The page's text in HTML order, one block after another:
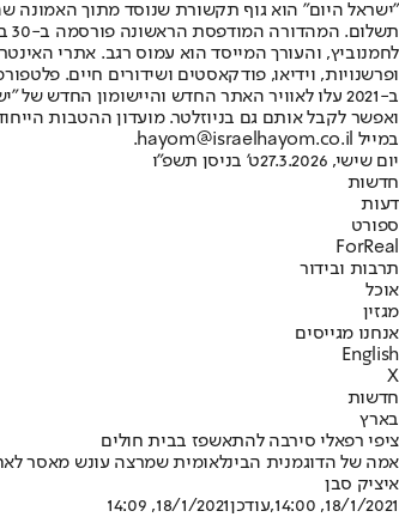
"ישראל היום" הוא גוף תקשורת שנוסד מתוך האמונה
ופרשנויות, וידיאו, פודקאסטים ושידורים חיים.
ב-2021 עלו לאוויר האתר החדש והיישומון
ואפשר לקבל אותם גם בניוזלטר. מועדון ההטבות
במייל hayom@israelhayom.co.il.
יום שישי, 27.3.2026
ט' בניסן תשפ"ו
חדשות
דעות
ספורט
ForReal
תרבות ובידור
אוכל
מגזין
אנחנו מגייסים
English
X
חדשות
בארץ
ציפי רפאלי סירבה להתאשפז בבית חולים
אמה של הדוגמנית הבינלאומית שמרצה עונש מאסר
איציק סבן
18/1/2021, 14:00
,עודכן18/1/2021, 14:09